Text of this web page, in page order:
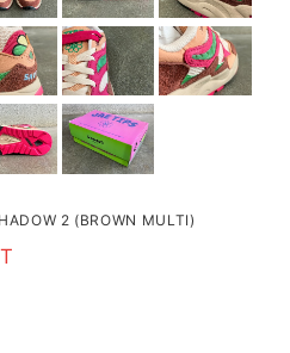
2 (BROWN MULTI)